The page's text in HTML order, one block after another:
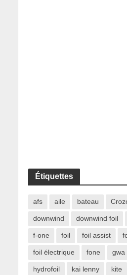
Étiquettes
afs aile bateau
downwind downwind foil
f-one foil foil assist
foil électrique fone gwa
hydrofoil kai lenny kite